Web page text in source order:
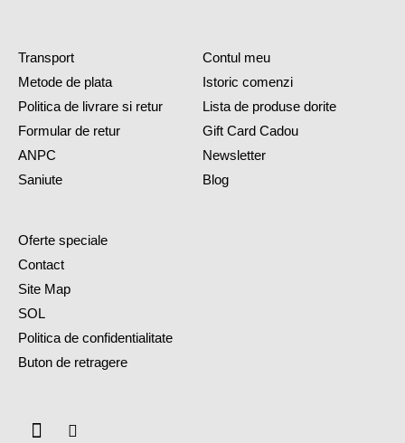
Transport
Metode de plata
Politica de livrare si retur
Formular de retur
ANPC
Saniute
Contul meu
Istoric comenzi
Lista de produse dorite
Gift Card Cadou
Newsletter
Blog
Oferte speciale
Contact
Site Map
SOL
Politica de confidentialitate
Buton de retragere